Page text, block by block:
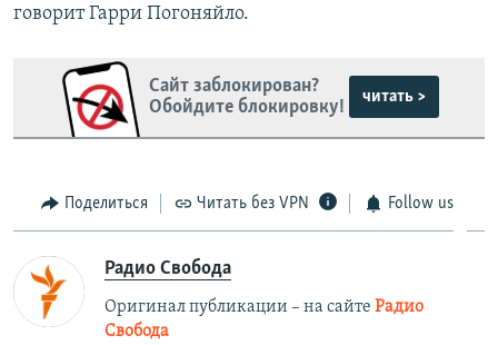
говорит Гарри Погоняйло.
Сайт заблокирован?
Обойдите блокировку!
читать >
Поделиться Читать без VPN Follow us
Радио Свобода
Оригинал публикации – на сайте Радио
Свобода